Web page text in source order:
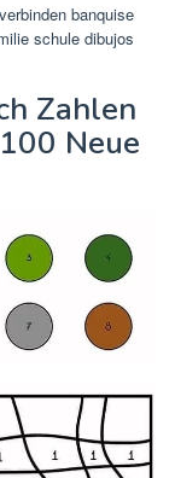
banquise
schule dibujos
Zahlen
Neue